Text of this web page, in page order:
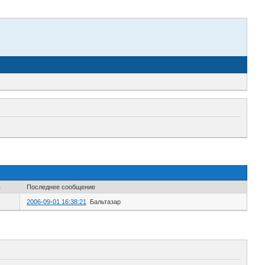
Последнее сообщение
2006-09-01 16:38:21 Бальтазар